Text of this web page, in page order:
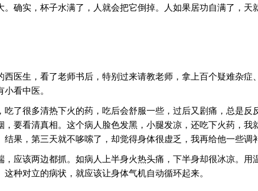
确实，杯子水满了，人就会把它倒掉。人如果居功自满了，
医生，看了老师书后，特别过来请教老师，拿上百个疑难杂
看中医。
了很多清热下火的药，吃后会舒服一些，过后又剧痛，总是
要看清真相。这个病人脸色发黑，小腿发凉，还吃下火药，
果，第三天就不哆嗦了，却觉得身体很虚乏，我再给他一些调
应该两边都抓。如病人上半身火热头痛，下半身却很冰凉。
种对立的病状，就应该让身体气机自动循环起来。